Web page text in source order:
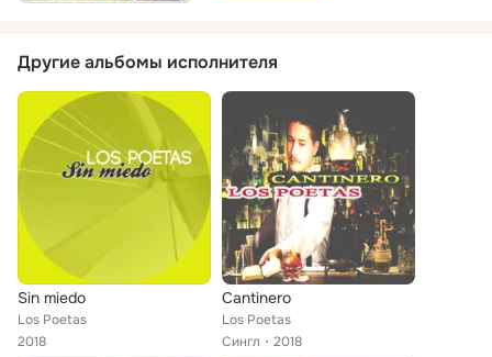
Другие альбомы исполнителя
Sin miedo
Los Poetas
2018
Cantinero
Los Poetas
Сингл
2018